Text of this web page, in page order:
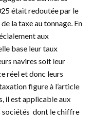
était redoutée par le
la taxe au tonnage. En
aux
base leur taux
navires soit leur
réel et donc leurs
figure à l’article
il est applicable aux
sociétés dont le chiffre